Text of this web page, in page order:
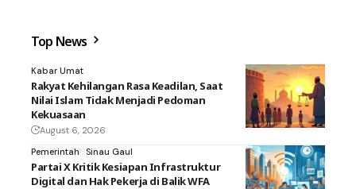
Top News
Kabar Umat
Rakyat Kehilangan Rasa Keadilan, Saat
Nilai Islam Tidak Menjadi Pedoman
Kekuasaan
August 6, 2026
Pemerintah
Sinau Gaul
Partai X Kritik Kesiapan Infrastruktur
Digital dan Hak Pekerja di Balik WFA